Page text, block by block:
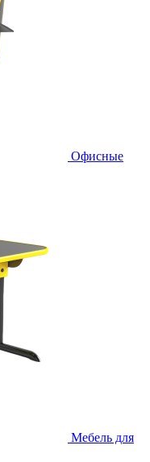
Офисные
Мебель для